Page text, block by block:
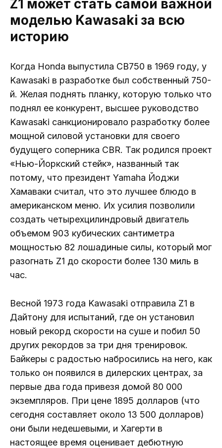
Z1 может стать самой важной
моделью Kawasaki за всю
историю
Когда Honda выпустила CB750 в 1969 году, у
Kawasaki в разработке был собственный 750-
й. Желая поднять планку, которую только что
поднял ее конкурент, высшее руководство
Kawasaki санкционировало разработку более
мощной силовой установки для своего
будущего соперника CBR. Так родился проект
«Нью-Йоркский стейк», названный так
потому, что президент Yamaha Йоджи
Хамаваки считал, что это лучшее блюдо в
американском меню. Их усилия позволили
создать четырехцилиндровый двигатель
объемом 903 кубических сантиметра
мощностью 82 лошадиные силы, который мог
разогнать Z1 до скорости более 130 миль в
час.
Весной 1973 года Kawasaki отправила Z1 в
Дайтону для испытаний, где он установил
новый рекорд скорости на суше и побил 50
других рекордов за три дня тренировок.
Байкеры с радостью набросились на него, как
только он появился в дилерских центрах, за
первые два года привезя домой 80 000
экземпляров. При цене 1895 долларов (что
сегодня составляет около 13 500 долларов)
они были недешевыми, и Хагерти в
настоящее время оценивает дебютную